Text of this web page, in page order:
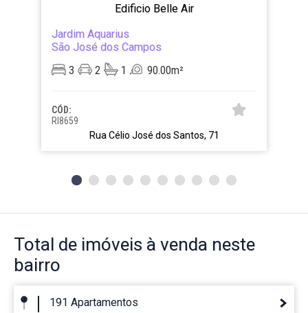
Edificio Belle Air
Jardim Aquarius
São José dos Campos
3
2 1 90.00m²
CÓD:
RI8659
Rua Célio José dos Santos, 71
Total de imóveis à venda neste
bairro
191 Apartamentos